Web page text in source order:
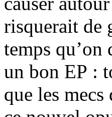
risquerait de
temps qu’on
un bon EP :
que les